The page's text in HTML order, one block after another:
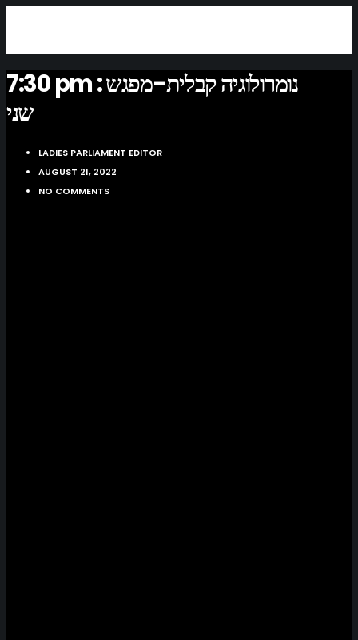
7:30 pm : נומרולוגיה קבלית-מפגש
שני
LADIES PARLIAMENT EDITOR
AUGUST 21, 2022
NO COMMENTS